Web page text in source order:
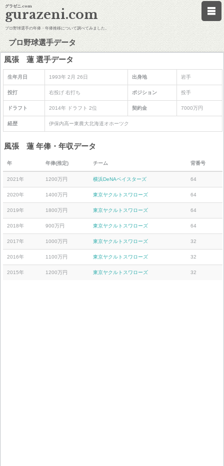
グラゼニ.com
gurazeni.com
プロ野球選手の年俸・年俸推移について調べてみました。
プロ野球選手データ
風張 蓮 選手データ
生年月日 1993年 2月 26日 出身地 岩手
投打 右投げ 右打ち ポジション 投手
ドラフト 2014年 ドラフト 2位 契約金 7000万円
経歴 伊保内高ー東農大北海道オホーツク
風張 蓮 年俸・年収データ
年 年俸(推定) チーム 背番号
2021年 1200万円 横浜DeNAベイスターズ 64
2020年 1400万円 東京ヤクルトスワローズ 64
2019年 1800万円 東京ヤクルトスワローズ 64
2018年 900万円 東京ヤクルトスワローズ 64
2017年 1000万円 東京ヤクルトスワローズ 32
2016年 1100万円 東京ヤクルトスワローズ 32
2015年 1200万円 東京ヤクルトスワローズ 32